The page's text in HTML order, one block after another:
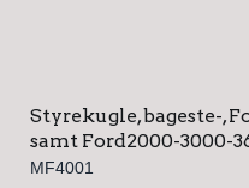
Styrekugle, bageste-,
samt Ford2000-3000-
MF4001